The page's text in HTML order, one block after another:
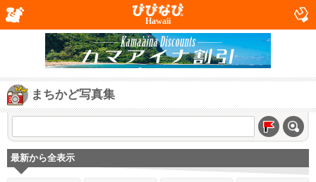
Hawaii
まちかど写真集
最新から全表示